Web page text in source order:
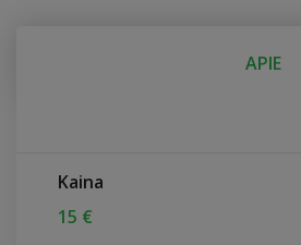
APIE
Kaina
15 €